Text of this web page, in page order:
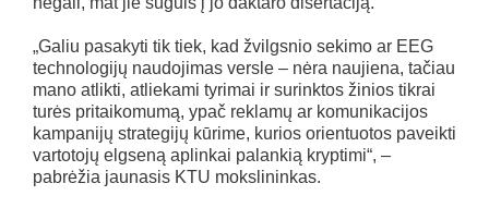
„Galiu pasakyti tik tiek, kad žvilgsnio sekimo ar EEG
technologijų naudojimas versle – nėra naujiena, tačiau
mano atlikti, atliekami tyrimai ir surinktos žinios tikrai
turės pritaikomumą, ypač reklamų ar komunikacijos
kampanijų strategijų kūrime, kurios orientuotos paveikti
vartotojų elgseną aplinkai palankią kryptimi“, –
pabrėžia jaunasis KTU mokslininkas.